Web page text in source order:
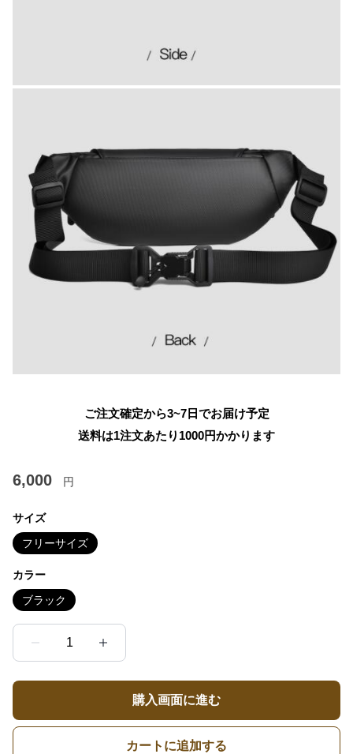
ご注文確定から3~7日でお届け予定
送料は1注文あたり 1000円かかります
6,000 円
サイズ
フリーサイズ
カラー
ブラック
1
購入画面に進む
カートに追加する